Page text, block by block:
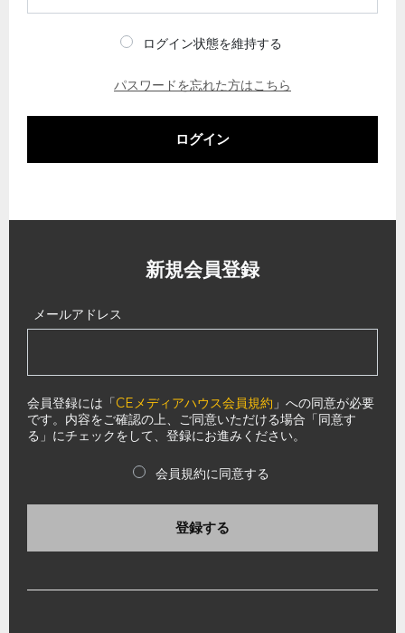
ログイン状態を維持する
パスワードを忘れた方はこちら
ログイン
新規会員登録
メールアドレス
会員登録には「CEメディアハウス会員規約 」への同意が必要
です。内容をご確認の上、ご同意いただける場合「同意す
る」にチェックをして、登録にお進みください。
会員規約に同意する
登録する